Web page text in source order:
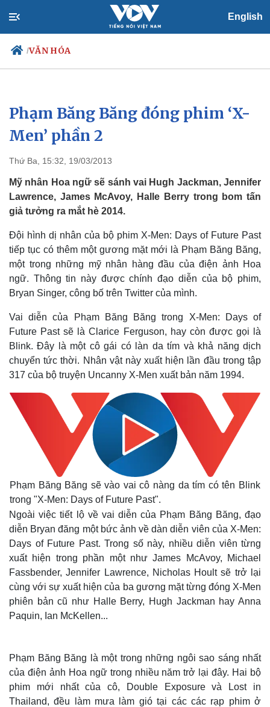
English
/VĂN HÓA
Chính trị
Đảng
Tổ chức nhân sự
Nhận diện sự thật
Xã hội
Việc làm
Biển đảo
Phạm Băng Băng đóng phim ‘X-
Men’ phần 2
Thứ Ba, 15:32, 19/03/2013
Mỹ nhân Hoa ngữ sẽ sánh vai Hugh Jackman, Jennifer
Lawrence, James McAvoy, Halle Berry trong bom tấn
giả tưởng ra mắt hè 2014.
Đội hình dị nhân của bộ phim X-Men: Days of Future Past
tiếp tục có thêm một gương mặt mới là Phạm Băng Băng,
một trong những mỹ nhân hàng đầu của điện ảnh Hoa
ngữ. Thông tin này được chính đạo diễn của bộ phim,
Bryan Singer, công bố trên Twitter của mình.
Vai diễn của Phạm Băng Băng trong X-Men: Days of
Future Past sẽ là Clarice Ferguson, hay còn được gọi là
Blink. Đây là một cô gái có làn da tím và khả năng dịch
chuyển tức thời. Nhân vật này xuất hiện lần đầu trong tập
317 của bộ truyện Uncanny X-Men xuất bản năm 1994.
Phạm Băng Băng sẽ vào vai cô nàng da tím có tên Blink
trong "X-Men: Days of Future Past".
Ngoài việc tiết lộ về vai diễn của Phạm Băng Băng, đạo
diễn Bryan đăng một bức ảnh về dàn diễn viên của X-Men:
Days of Future Past. Trong số này, nhiều diễn viên từng
xuất hiện trong phần một như James McAvoy, Michael
Fassbender, Jennifer Lawrence, Nicholas Hoult sẽ trở lại
cùng với sự xuất hiện của ba gương mặt từng đóng X-Men
phiên bản cũ như Halle Berry, Hugh Jackman hay Anna
Paquin, Ian McKellen...
Phạm Băng Băng là một trong những ngôi sao sáng nhất
của điện ảnh Hoa ngữ trong nhiều năm trở lại đây. Hai bộ
phim mới nhất của cô, Double Exposure và Lost in
Thailand, đều làm mưa làm gió tại các các rạp phim ở